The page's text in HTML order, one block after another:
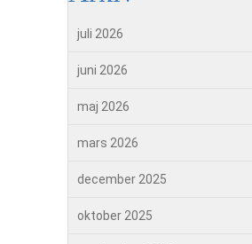
juli 2026
juni 2026
maj 2026
mars 2026
december 2025
oktober 2025